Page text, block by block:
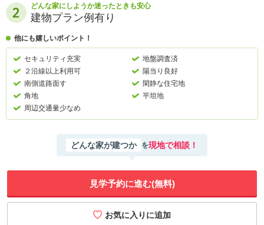
どんな家にしようか迷ったときも安心
建物プラン例有り
他にも嬉しいポイント！
セキュリティ充実
地盤調査済
２沿線以上利用可
陽当り良好
南側道路面す
閑静な住宅地
角地
平坦地
周辺交通量少なめ
どんな家が建つか を現地で相談！
見学予約に進む(無料)